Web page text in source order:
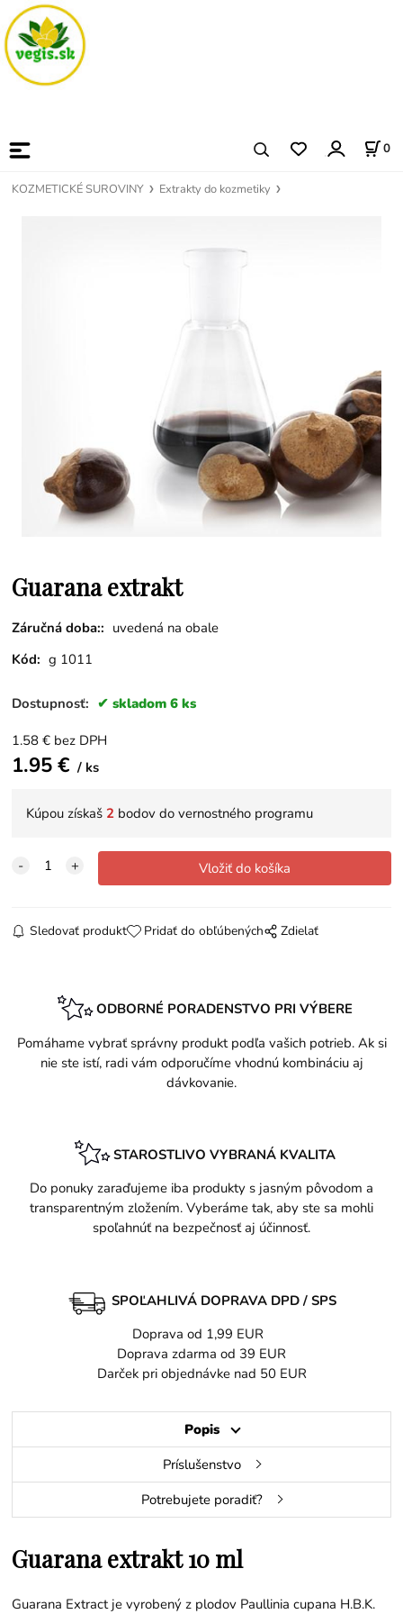
0
KOZMETICKÉ SUROVINY Extrakty do kozmetiky
Guarana extrakt
Záručná doba:: uvedená na obale
Kód: g 1011
Dostupnosť: skladom 6 ks
1.58 € bez DPH
1.95€ ks
Kúpou získaš 2 bodov do vernostného programu
Sledovať produkt Pridať do obľúbených Zdielať
ODBORNÉ PORADENSTVO PRI VÝBERE
Pomáhame vybrať správny produkt podľa vašich potrieb. Ak si
nie ste istí, radi vám odporučíme vhodnú kombináciu aj
dávkovanie.
STAROSTLIVO VYBRANÁ KVALITA
Do ponuky zaraďujeme iba produkty s jasným pôvodom a
transparentným zložením. Vyberáme tak, aby ste sa mohli
spoľahnúť na bezpečnosť aj účinnosť.
SPOĽAHLIVÁ DOPRAVA DPD / SPS
Doprava od 1,99 EUR
Doprava zdarma od 39 EUR
Darček pri objednávke nad 50 EUR
Popis
Príslušenstvo
Potrebujete poradiť?
Guarana extrakt 10 ml
Guarana Extract je vyrobený z plodov Paullinia cupana H.B.K.